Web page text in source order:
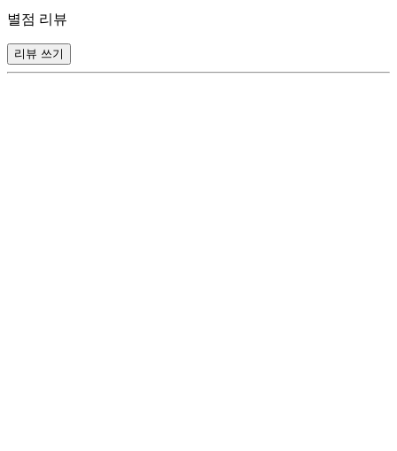
별점 리뷰
리뷰 쓰기